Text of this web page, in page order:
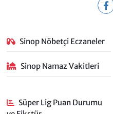
Sinop Nöbetçi Eczaneler
Sinop Namaz Vakitleri
Süper Lig Puan Durumu